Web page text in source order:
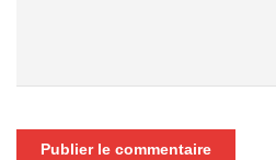
Publier le commentaire